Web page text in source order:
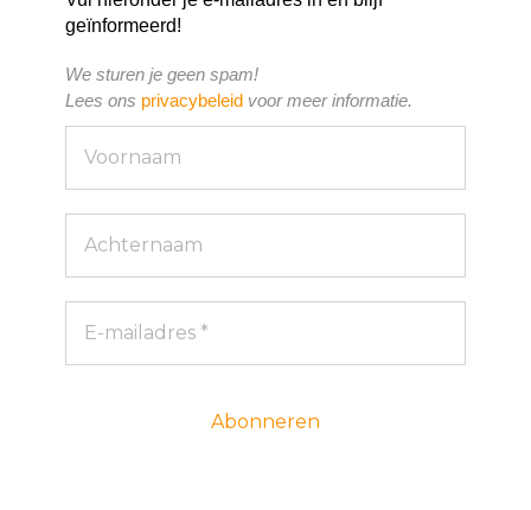
geïnformeerd!
We sturen je geen spam!
Lees ons privacybeleid voor meer informatie.